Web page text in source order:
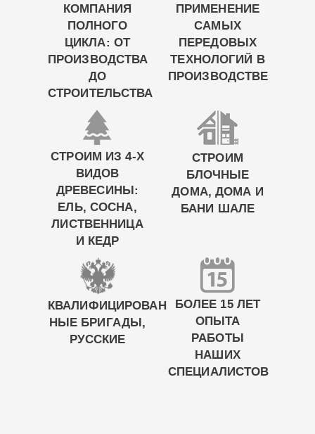
КОМПАНИЯ
ПОЛНОГО
ЦИКЛА: ОТ
ПРОИЗВОДСТВА
ДО
СТРОИТЕЛЬСТВА
ПРИМЕНЕНИЕ
САМЫХ
ПЕРЕДОВЫХ
ТЕХНОЛОГИЙ В
ПРОИЗВОДСТВЕ
СТРОИМ ИЗ 4-Х
ВИДОВ
ДРЕВЕСИНЫ:
ЕЛЬ, СОСНА,
ЛИСТВЕННИЦА
И КЕДР
СТРОИМ
БЛОЧНЫЕ
ДОМА, ДОМА И
БАНИ ШАЛЕ
КВАЛИФИЦИРОВАН
НЫЕ БРИГАДЫ,
РУССКИЕ
БОЛЕЕ 15 ЛЕТ
ОПЫТА
РАБОТЫ
НАШИХ
СПЕЦИАЛИСТОВ